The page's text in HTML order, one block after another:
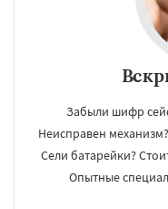
Забыли шифр
Неисправен
Сели батарейки?
Опытные